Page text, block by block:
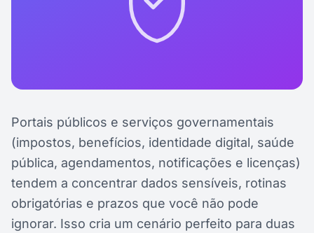
Portais públicos e serviços governamentais
(impostos, benefícios, identidade digital, saúde
pública, agendamentos, notificações e licenças)
tendem a concentrar dados sensíveis, rotinas
obrigatórias e prazos que você não pode
ignorar. Isso cria um cenário perfeito para duas